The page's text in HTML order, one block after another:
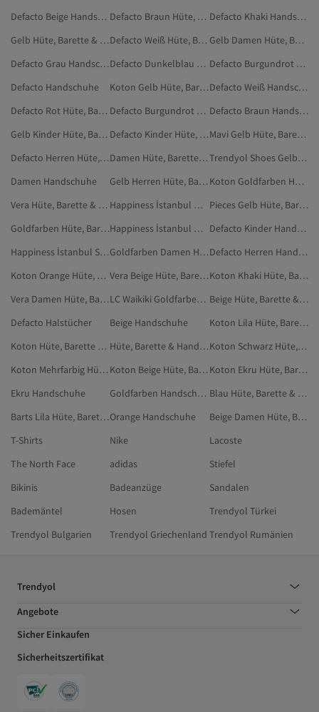
Defacto Beige Handschuhe
Defacto Braun Hüte, Barette & Handschuhe
Defacto Khaki Handschuhe
Gelb Hüte, Barette & Handschuhe
Defacto Weiß Hüte, Barette & Handschuhe
Gelb Damen Hüte, Barette & Handschuhe
Defacto Grau Handschuhe
Defacto Dunkelblau Handschuhe
Defacto Burgundrot Hüte, Barette & Handschuhe
Defacto Handschuhe
Koton Gelb Hüte, Barette & Handschuhe
Defacto Weiß Handschuhe
Defacto Rot Hüte, Barette & Handschuhe
Defacto Burgundrot Handschuhe
Defacto Braun Handschuhe
Gelb Kinder Hüte, Barette & Handschuhe
Defacto Kinder Hüte, Barette & Handschuhe
Mavi Gelb Hüte, Barette & Handschuhe
Defacto Herren Hüte, Barette & Handschuhe
Damen Hüte, Barette & Handschuhe
Trendyol Shoes Gelb Hüte, Barette & Handschuhe
Damen Handschuhe
Gelb Herren Hüte, Barette & Handschuhe
Koton Goldfarben Hüte, Barette & Handschuhe
Vera Hüte, Barette & Handschuhe
Happiness İstanbul Hüte, Barette & Handschuhe
Pieces Gelb Hüte, Barette & Handschuhe
Goldfarben Hüte, Barette & Handschuhe
Happiness İstanbul Damen Hüte, Barette & Handschuhe
Defacto Kinder Handschuhe
Happiness İstanbul Schwarz Hüte, Barette & Handschuhe
Goldfarben Damen Hüte, Barette & Handschuhe
Defacto Herren Handschuhe
Koton Orange Hüte, Barette & Handschuhe
Vera Beige Hüte, Barette & Handschuhe
Koton Khaki Hüte, Barette & Handschuhe
Vera Damen Hüte, Barette & Handschuhe
LC Waikiki Goldfarben Hüte, Barette & Handschuhe
Beige Hüte, Barette & Handschuhe
Defacto Halstücher
Beige Handschuhe
Koton Lila Hüte, Barette & Handschuhe
Koton Hüte, Barette & Handschuhe
Hüte, Barette & Handschuhe
Koton Schwarz Hüte, Barette & Handschuhe
Koton Mehrfarbig Hüte, Barette & Handschuhe
Koton Beige Hüte, Barette & Handschuhe
Koton Ekru Hüte, Barette & Handschuhe
Ekru Handschuhe
Goldfarben Handschuhe
Blau Hüte, Barette & Handschuhe
Barts Lila Hüte, Barette & HandschuheOrange Handschuhe
Beige Damen Hüte, Barette & Handschuhe
T-Shirts
Nike
Lacoste
The North Face
adidas
Stiefel
Bikinis
Badeanzüge
Sandalen
Bademäntel
Hosen
Trendyol Türkei
Trendyol Bulgarien
Trendyol Griechenland Trendyol Rumänien
Trendyol
Angebote
Sicher Einkaufen
Sicherheitszertifikat